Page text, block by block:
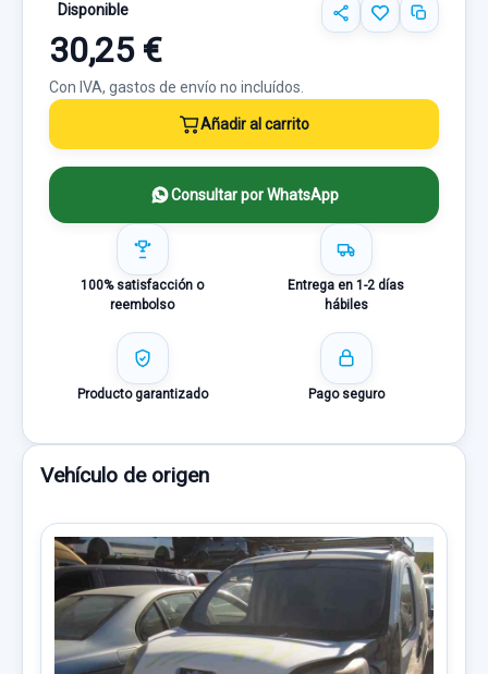
Disponible
30,25 €
Con IVA, gastos de envío no incluídos.
Añadir al carrito
Consultar por WhatsApp
100% satisfacción o
reembolso
Entrega en 1-2 días
hábiles
Producto garantizado Pago seguro
Vehículo de origen